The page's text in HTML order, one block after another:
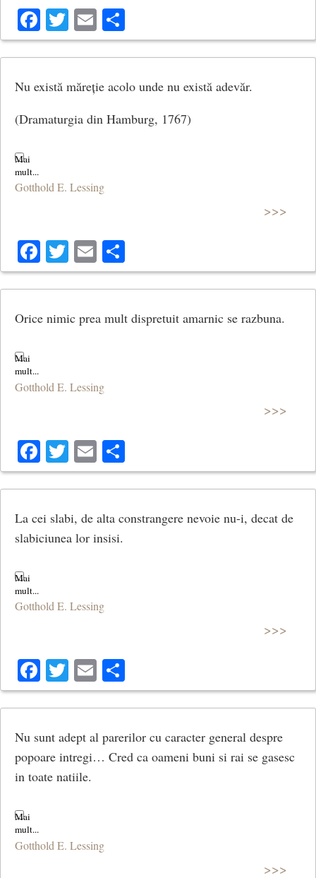
Facebook
Twitter
Email
Nu există măreție acolo unde nu există adevăr.
(Dramaturgia din Hamburg, 1767)
Gotthold E. Lessing
>>>
Facebook
Twitter
Email
Orice nimic prea mult dispretuit amarnic se razbuna.
Gotthold E. Lessing
>>>
Facebook
Twitter
Email
La cei slabi, de alta constrangere nevoie nu-i, decat de
slabiciunea lor insisi.
Gotthold E. Lessing
>>>
Facebook
Twitter
Email
Nu sunt adept al parerilor cu caracter general despre
popoare intregi… Cred ca oameni buni si rai se gasesc
in toate natiile.
Gotthold E. Lessing
>>>